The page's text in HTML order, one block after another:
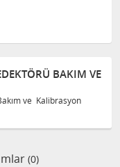
BAKIM VE
ve Kalibrasyon
(0)